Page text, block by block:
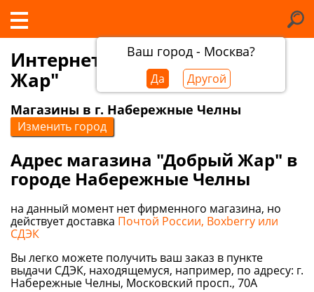
Ваш город - Москва?
Да Другой
Интернет-магазин "Добрый
Жар"
Магазины в г. Набережные Челны
Изменить город
Адрес магазина "Добрый Жар" в
городе Набережные Челны
на данный момент нет фирменного магазина, но
действует доставка Почтой России, Boxberry или
СДЭК
Вы легко можете получить ваш заказ в пункте
выдачи СДЭК, находящемуся, например, по адресу: г.
Набережные Челны, Московский просп., 70А